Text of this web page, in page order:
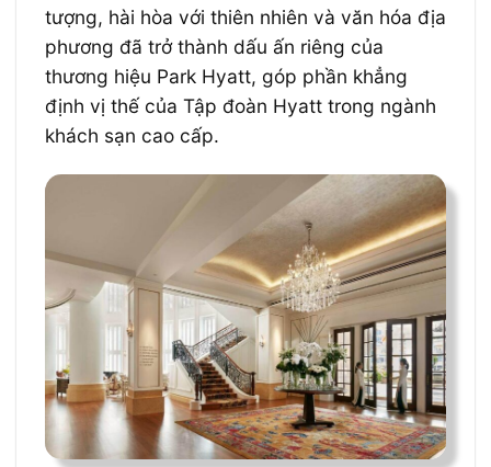
tượng, hài hòa với thiên nhiên và văn hóa địa
phương đã trở thành dấu ấn riêng của
thương hiệu Park Hyatt, góp phần khẳng
định vị thế của Tập đoàn Hyatt trong ngành
khách sạn cao cấp.